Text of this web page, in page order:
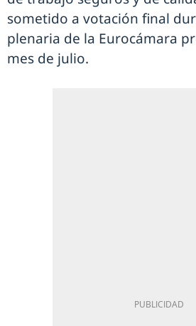
sometido a votación final
plenaria de la Eurocámara
mes de julio.